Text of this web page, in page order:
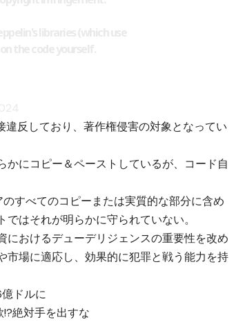
違反しており、著作権侵害の対象となってい
にコピー＆ペーストしているが、コード自
すべてのコピーまたは実質的な部分に含め
はそれが明らかに守られていない。
におけるデューデリジェンスの重要性を改め
市場に適応し、効果的に犯罪と戦う能力を持
ドルに
絶対手を出すな